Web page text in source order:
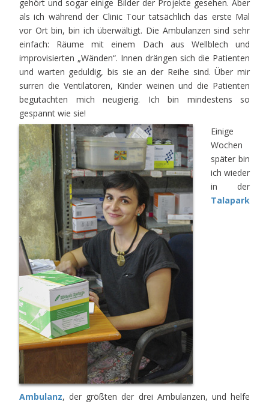
gehört und sogar einige Bilder der Projekte gesehen. Aber
als ich während der Clinic Tour tatsächlich das erste Mal
vor Ort bin, bin ich überwältigt. Die Ambulanzen sind sehr
einfach: Räume mit einem Dach aus Wellblech und
improvisierten „Wänden“. Innen drängen sich die Patienten
und warten geduldig, bis sie an der Reihe sind. Über mir
surren die Ventilatoren, Kinder weinen und die Patienten
begutachten mich neugierig. Ich bin mindestens so
gespannt wie sie!
Einige
Wochen
später bin
ich wieder
in der
Talapark
Ambulanz, der größten der drei Ambulanzen, und helfe